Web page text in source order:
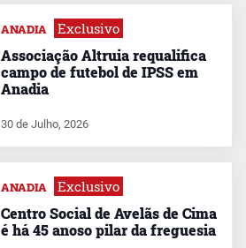
ANADIA Exclusivo
Associação Altruia requalifica
campo de futebol de IPSS em
Anadia
30 de Julho, 2026
ANADIA Exclusivo
Centro Social de Avelãs de Cima
é há 45 anoso pilar da freguesia